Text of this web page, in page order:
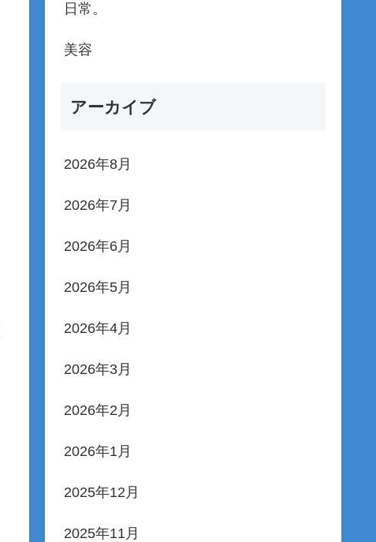
日常。
美容
アーカイブ
2026年8月
2026年7月
2026年6月
2026年5月
2026年4月
2026年3月
2026年2月
2026年1月
2025年12月
2025年11月